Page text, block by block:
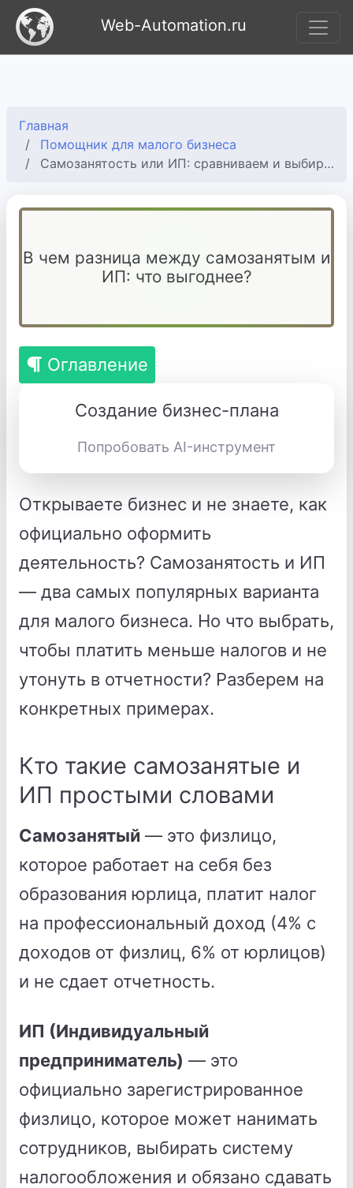
Web-Automation.ru
Главная
Помощник для малого бизнеса
Самозанятость или ИП: сравниваем и выбираем в 2025 году
В чем разница между самозанятым и
ИП: что выгоднее?
Оглавление
Создание бизнес-плана
Попробовать AI-инструмент
Открываете бизнес и не знаете, как
официально оформить
деятельность? Самозанятость и ИП
— два самых популярных варианта
для малого бизнеса. Но что выбрать,
чтобы платить меньше налогов и не
утонуть в отчетности? Разберем на
конкретных примерах.
Кто такие самозанятые и
ИП простыми словами
Самозанятый — это физлицо,
которое работает на себя без
образования юрлица, платит налог
на профессиональный доход (4% с
доходов от физлиц, 6% от юрлицов)
и не сдает отчетность.
ИП (Индивидуальный
предприниматель) — это
официально зарегистрированное
физлицо, которое может нанимать
сотрудников, выбирать систему
налогообложения и обязано сдавать